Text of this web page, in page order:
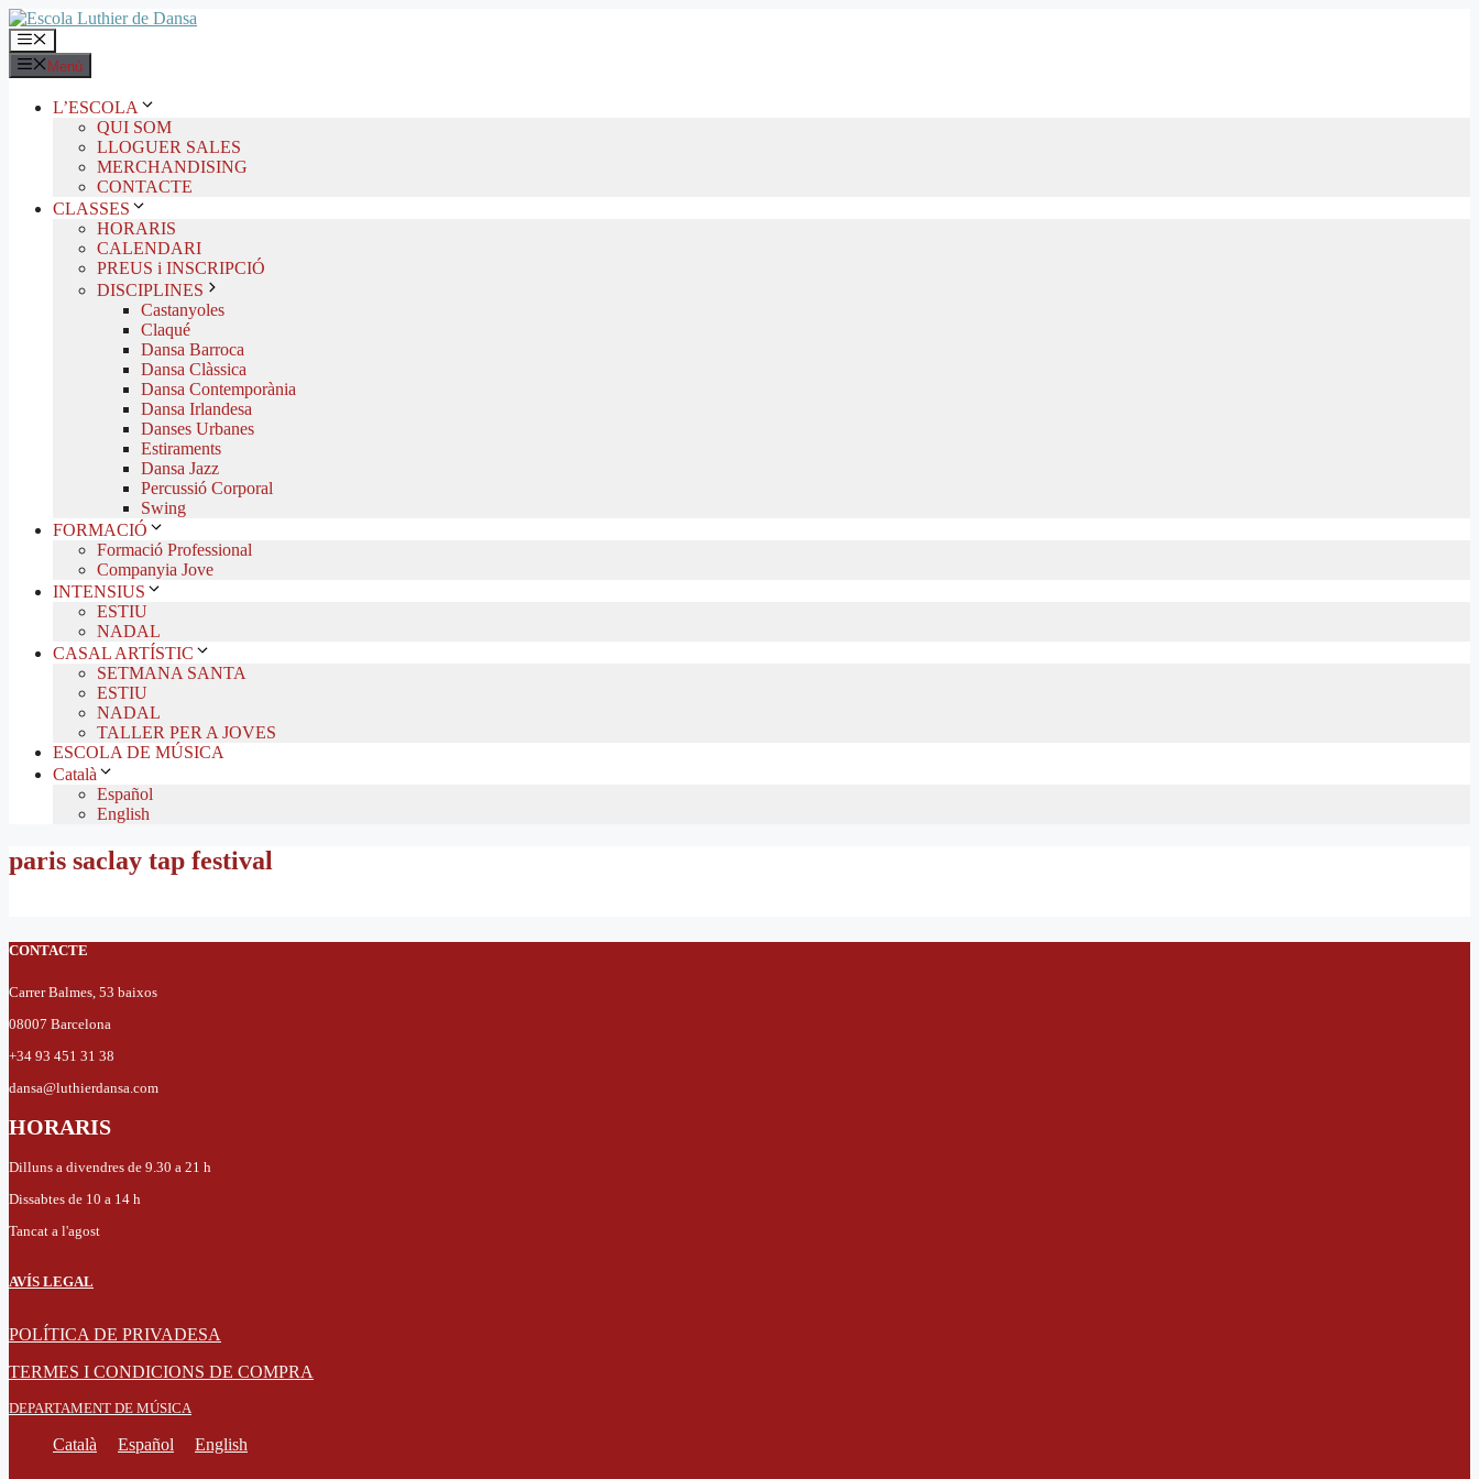
Vés
al
contingut
Menú
Menú
L’ESCOLA
QUI SOM
LLOGUER SALES
MERCHANDISING
CONTACTE
CLASSES
HORARIS
CALENDARI
PREUS i INSCRIPCIÓ
DISCIPLINES
Castanyoles
Claqué
Dansa Barroca
Dansa Clàssica
Dansa Contemporània
Dansa Irlandesa
Danses Urbanes
Estiraments
Dansa Jazz
Percussió Corporal
Swing
FORMACIÓ
Formació Professional
Companyia Jove
INTENSIUS
ESTIU
NADAL
CASAL ARTÍSTIC
SETMANA SANTA
ESTIU
NADAL
TALLER PER A JOVES
ESCOLA DE MÚSICA
Català
Español
English
paris saclay tap festival
CONTACTE
Carrer Balmes, 53 baixos
08007 Barcelona
+34 93 451 31 38
dansa@luthierdansa.com
HORARIS
Dilluns a divendres de 9.30 a 21 h
Dissabtes de 10 a 14 h
Tancat a l'agost
AVÍS LEGAL
POLÍTICA DE PRIVADESA
TERMES I CONDICIONS DE COMPRA
DEPARTAMENT DE MÚSICA
Català Español English